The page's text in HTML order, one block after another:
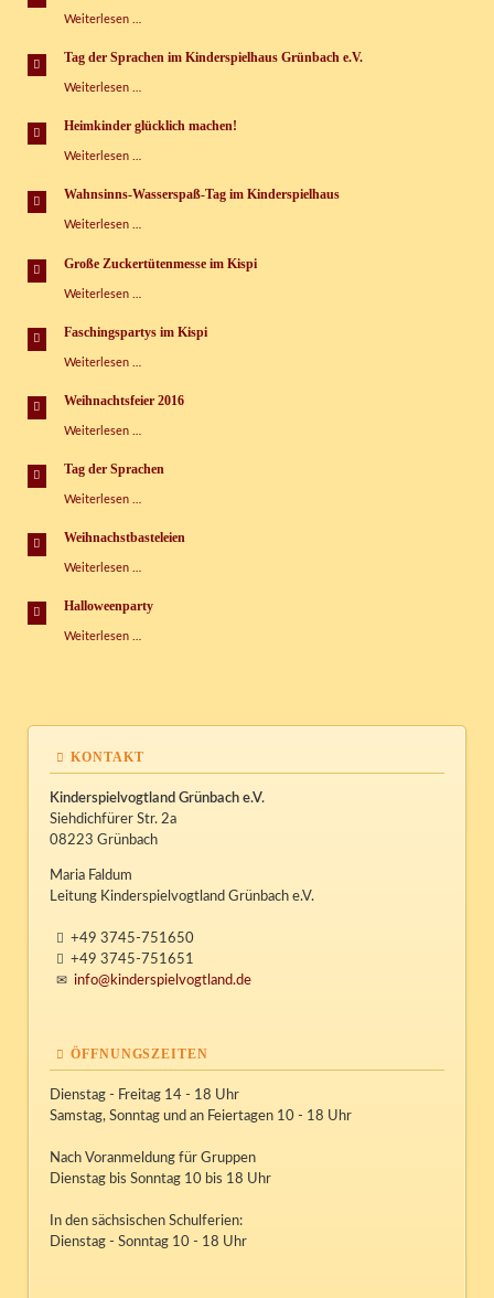
Weiterlesen …
machen“
Tag der Sprachen im Kinderspielhaus Grünbach e.V.
Weiterlesen …
Sprachen
Kinderspielhaus
e.V.
Heimkinder glücklich machen!
Weiterlesen …
machen!
Wahnsinns-Wasserspaß-Tag im Kinderspielhaus
Weiterlesen …
Tag
Kinderspielhaus
Große Zuckertütenmesse im Kispi
Weiterlesen …
im
Faschingspartys im Kispi
Weiterlesen …
Kispi
Weihnachtsfeier 2016
Weiterlesen …
Tag der Sprachen
Weiterlesen …
Sprachen
Weihnachstbasteleien
Weiterlesen …
Halloweenparty
Weiterlesen …
KONTAKT
Kinderspielvogtland Grünbach e.V.
Siehdichfürer Str. 2a
08223 Grünbach
Maria Faldum
Leitung Kinderspielvogtland Grünbach e.V.
+49 3745-751650
+49 3745-751651
info@kinderspielvogtland.de
ÖFFNUNGSZEITEN
Dienstag - Freitag 14 - 18 Uhr
Samstag, Sonntag und an Feiertagen 10 - 18 Uhr
Nach Voranmeldung für Gruppen
Dienstag bis Sonntag 10 bis 18 Uhr
In den sächsischen Schulferien:
Dienstag - Sonntag 10 - 18 Uhr